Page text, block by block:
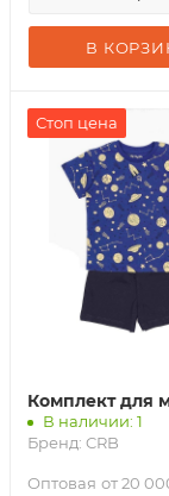
В
Стоп цена
Комплект для
В наличии: 1
Бренд: CRB
Оптовая от 20